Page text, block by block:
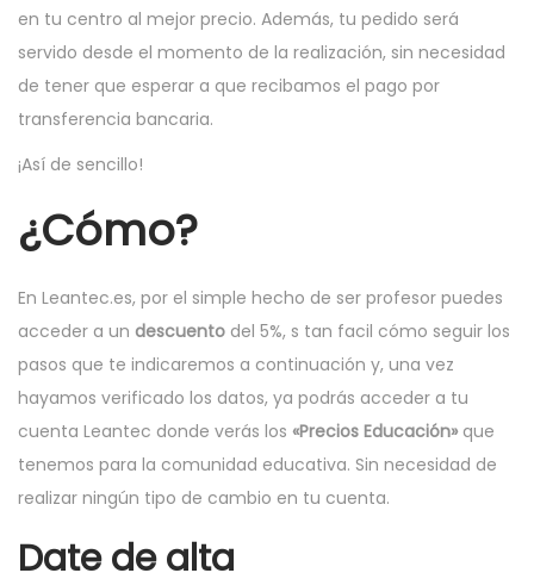
en tu centro al mejor precio. Además, tu pedido será
servido desde el momento de la realización, sin necesidad
de tener que esperar a que recibamos el pago por
transferencia bancaria.
¡Así de sencillo!
¿Cómo?
En Leantec.es, por el simple hecho de ser profesor puedes
acceder a un descuento del 5%, s tan facil cómo seguir los
pasos que te indicaremos a continuación y, una vez
hayamos verificado los datos, ya podrás acceder a tu
cuenta Leantec donde verás los «Precios Educación»que
tenemos para la comunidad educativa. Sin necesidad de
realizar ningún tipo de cambio en tu cuenta.
Date de alta